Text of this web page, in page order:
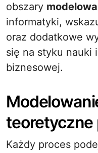
obszary
informatyki,
oraz dodatkowe
się na styku nauki
biznesowej.
teoretyczne
Każdy proces